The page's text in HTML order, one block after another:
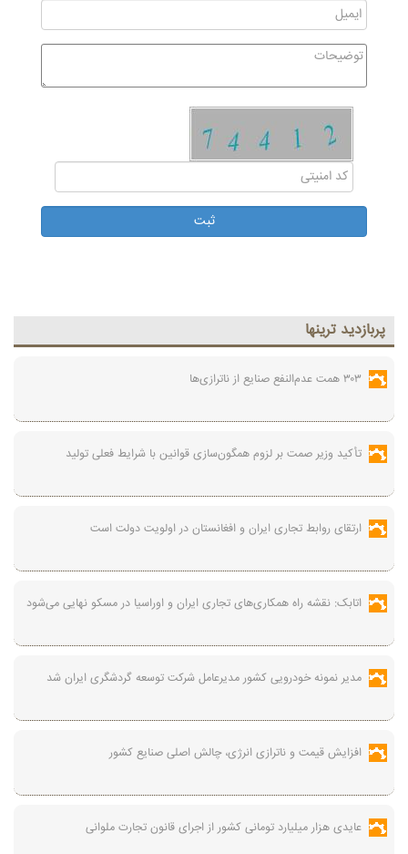
پربازديد ترينها
۳۰۳ همت عدم‌النفع صنایع از ناترازی‌ها
تأکید وزیر صمت بر لزوم همگون‌سازی قوانین با شرایط فعلی تولید
ارتقای روابط تجاری ایران و افغانستان در اولویت دولت است
اتابک: نقشه راه همکاری‌های تجاری ایران و اوراسیا در مسکو نهایی می‌شود
مدیر نمونه خودرویی کشور مدیرعامل شرکت توسعه گردشگری ایران شد
افزایش قیمت و ناترازی انرژی، چالش اصلی صنایع کشور
عایدی هزار میلیارد تومانی کشور از اجرای قانون تجارت ملوانی